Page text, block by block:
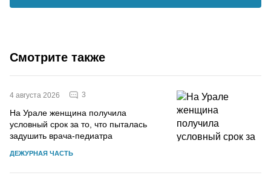
Смотрите также
4 августа 2026 3
На Урале женщина получила
условный срок за то, что пыталась
задушить врача-педиатра
ДЕЖУРНАЯ ЧАСТЬ